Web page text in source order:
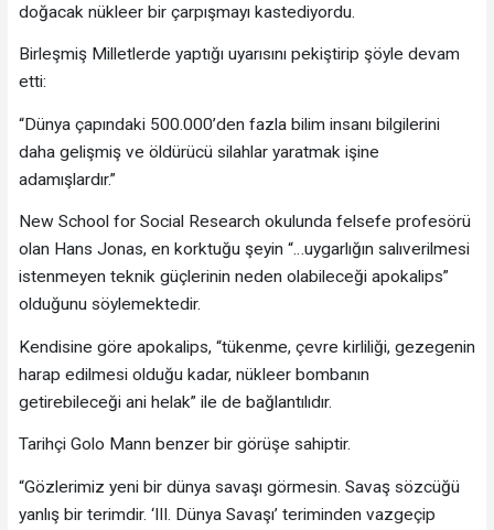
doğacak nükleer bir çarpışmayı kastediyordu.
Birleşmiş Milletlerde yaptığı uyarısını pekiştirip şöyle devam
etti:
“Dünya çapındaki 500.000’den fazla bilim insanı bilgilerini
daha gelişmiş ve öldürücü silahlar yaratmak işine
adamışlardır.”
New School for Social Research okulunda felsefe profesörü
olan Hans Jonas, en korktuğu şeyin “…uygarlığın salıverilmesi
istenmeyen teknik güçlerinin neden olabileceği apokalips”
olduğunu söylemektedir.
Kendisine göre apokalips, “tükenme, çevre kirliliği, gezegenin
harap edilmesi olduğu kadar, nükleer bombanın
getirebileceği ani helak” ile de bağlantılıdır.
Tarihçi Golo Mann benzer bir görüşe sahiptir.
“Gözlerimiz yeni bir dünya savaşı görmesin. Savaş sözcüğü
yanlış bir terimdir. ‘III. Dünya Savaşı’ teriminden vazgeçip